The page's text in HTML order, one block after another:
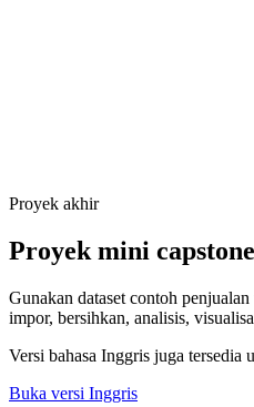
Proyek akhir
Proyek mini
Gunakan dataset contoh
impor, bersihkan, analisis,
Versi bahasa Inggris juga tersedia
Buka versi Inggris